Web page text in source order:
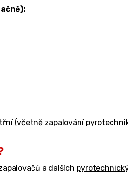
(včetně zapalování
a dalších